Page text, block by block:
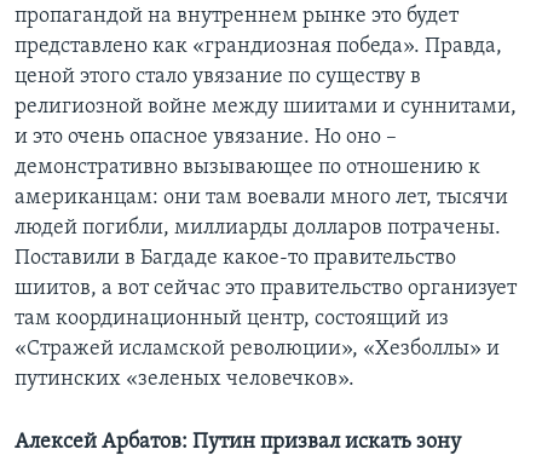
пропагандой на внутреннем рынке это будет
представлено как «грандиозная победа». Правда,
ценой этого стало увязание по существу в
религиозной войне между шиитами и суннитами,
и это очень опасное увязание. Но оно –
демонстративно вызывающее по отношению к
американцам: они там воевали много лет, тысячи
людей погибли, миллиарды долларов потрачены.
Поставили в Багдаде какое-то правительство
шиитов, а вот сейчас это правительство организует
там координационный центр, состоящий из
«Стражей исламской революции», «Хезболлы» и
путинских «зеленых человечков».
Алексей Арбатов: Путин призвал искать зону